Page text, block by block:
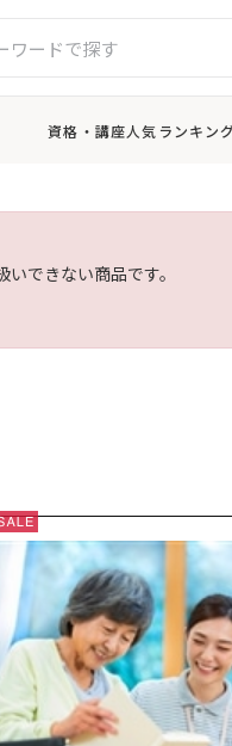
資格・講座人気ランキン
できない商品です。